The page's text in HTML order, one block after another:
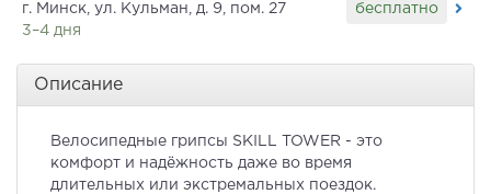
г. Минск, ул. Кульман, д. 9, пом. 27
3–4 дня
бесплатно
Описание
Велосипедные грипсы SKILL TOWER - это
комфорт и надёжность даже во время
длительных или экстремальных поездок.